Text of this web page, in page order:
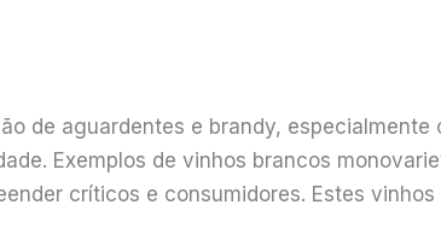
de aguardentes e brandy, especialmente
Exemplos de vinhos brancos
críticos e consumidores. Estes